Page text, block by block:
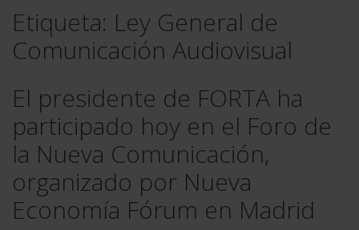
Etiqueta: Ley General de
Comunicación Audiovisual
El presidente de FORTA ha
participado hoy en el Foro de
la Nueva Comunicación,
organizado por Nueva
Economía Fórum en Madrid